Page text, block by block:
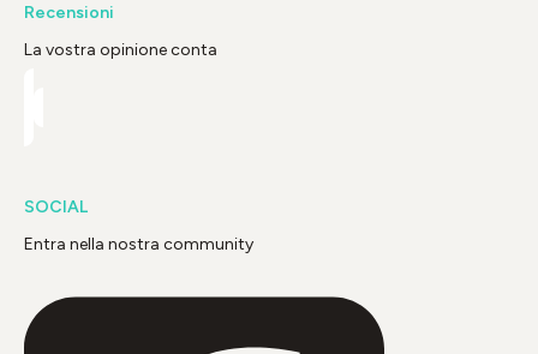
Recensioni
La vostra opinione conta
SOCIAL
Entra nella nostra community